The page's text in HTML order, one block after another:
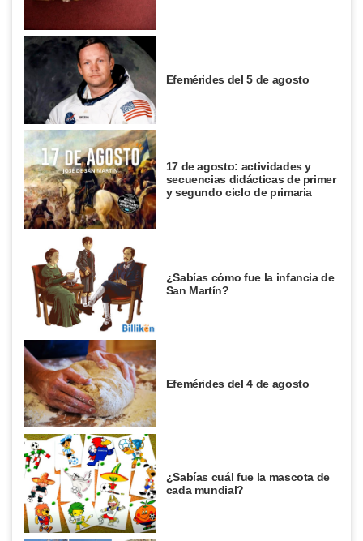
Efemérides del 5 de agosto
17 de agosto: actividades y
secuencias didácticas de primer
y segundo ciclo de primaria
¿Sabías cómo fue la infancia de
San Martín?
Efemérides del 4 de agosto
¿Sabías cuál fue la mascota de
cada mundial?